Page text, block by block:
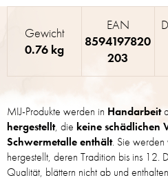
MIJ-Produkte werden in Handarbeit
hergestellt, die keine schädlichen
Schwermetalle enthält. Sie werden
hergestellt, deren Tradition bis ins 12.
Qualität, blättern nicht ab und
Gewicht
0.76 kg
EAN
8594197820
203